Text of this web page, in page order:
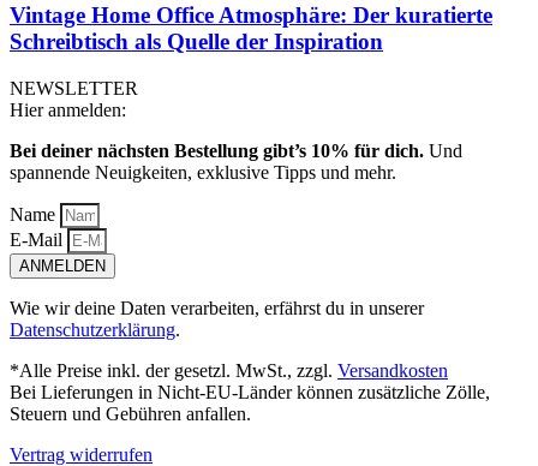
Vintage Home Office Atmosphäre: Der kuratierte
Schreibtisch als Quelle der Inspiration
NEWSLETTER
Hier anmelden:
Bei deiner nächsten Bestellung gibt’s 10% für dich. Und
spannende Neuigkeiten, exklusive Tipps und mehr.
Name
E-Mail
ANMELDEN
Wie wir deine Daten verarbeiten, erfährst du in unserer
Datenschutzerklärung.
*Alle Preise inkl. der gesetzl. MwSt., zzgl. Versandkosten
Bei Lieferungen in Nicht-EU-Länder können zusätzliche Zölle,
Steuern und Gebühren anfallen.
Vertrag widerrufen